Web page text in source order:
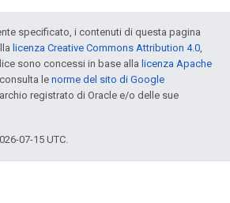
specificato, i contenuti di questa pagina
licenza Creative Commons Attribution 4.0,
sono concessi in base alla licenza Apache
le norme del sito di Google
registrato di Oracle e/o delle sue
07-15 UTC.